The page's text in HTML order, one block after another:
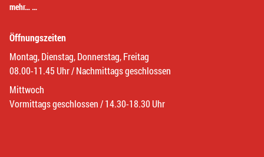
mehr… …
Öffnungszeiten
Montag, Dienstag, Donnerstag, Freitag
08.00-11.45 Uhr / Nachmittags geschlossen
Mittwoch
Vormittags geschlossen / 14.30-18.30 Uhr